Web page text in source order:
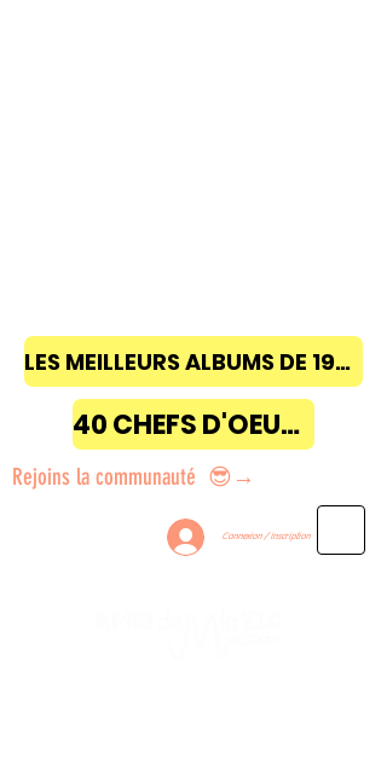
LES MEILLEURS ALBUMS DE 1968 à 2018
40 CHEFS D'OEUVRE
Rejoins la communauté 😎→
Connexion / Inscription